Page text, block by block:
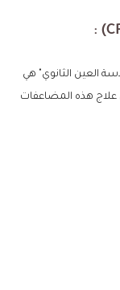
العين الثانوي" هي
علاج هذه المضاعفات